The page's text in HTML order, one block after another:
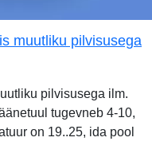
muutliku pilvisusega
pilvisusega ilm.
tugevneb 4-10,
on 19..25, ida pool